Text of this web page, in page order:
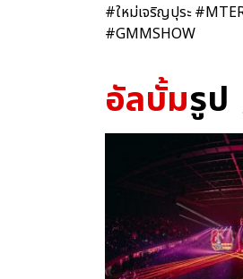
#ใหม่เจริญปุระ
#GMMSHOW
อัลบั้มรูป